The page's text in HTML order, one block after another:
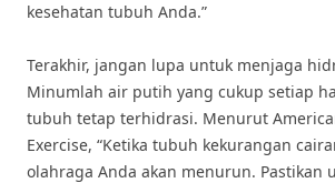
kesehatan tubuh Anda.”
Terakhir, jangan lupa untuk menjaga
Minumlah air putih yang cukup setiap
tubuh tetap terhidrasi. Menurut
Exercise, “Ketika tubuh kekurangan
olahraga Anda akan menurun. Pastikan